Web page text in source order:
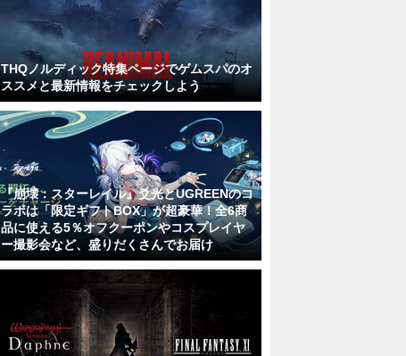
THQノルディック特集ページでゲムスパのオ
ススメと最新情報をチェックしよう
『崩壊：スターレイル』爻光とUGREENのコ
ラボは「限定ギフトBOX」が超豪華！全6商
品に使える5％オフクーポンやコスプレイヤ
ー撮影会など、盛りだくさんでお届け